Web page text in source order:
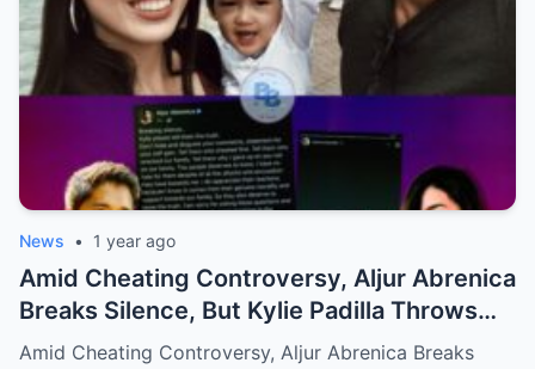
News • 1 year ago
Amid Cheating Controversy, Aljur Abrenica
Breaks Silence, But Kylie Padilla Throws
Back Shade!
Amid Cheating Controversy, Aljur Abrenica Breaks